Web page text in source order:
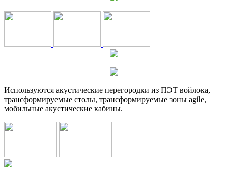
Используются акустические перегородки из ПЭТ войлока,
трансформируемые столы, трансформируемые зоны agile,
мобильные акустические кабины.